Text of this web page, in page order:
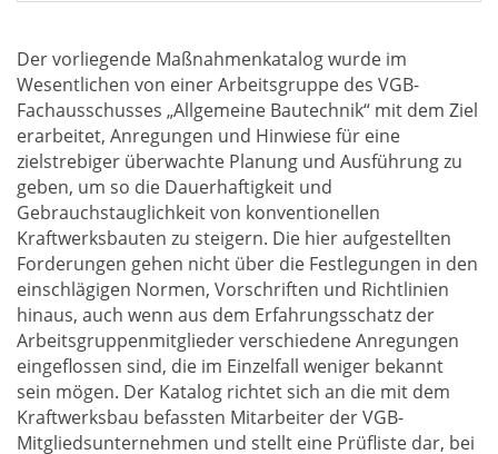
Der vorliegende Maßnahmenkatalog wurde im
Wesentlichen von einer Arbeitsgruppe des VGB-
Fachausschusses „Allgemeine Bautechnik“ mit dem Ziel
erarbeitet, Anregungen und Hinwiese für eine
zielstrebiger überwachte Planung und Ausführung zu
geben, um so die Dauerhaftigkeit und
Gebrauchstauglichkeit von konventionellen
Kraftwerksbauten zu steigern. Die hier aufgestellten
Forderungen gehen nicht über die Festlegungen in den
einschlägigen Normen, Vorschriften und Richtlinien
hinaus, auch wenn aus dem Erfahrungsschatz der
Arbeitsgruppenmitglieder verschiedene Anregungen
eingeflossen sind, die im Einzelfall weniger bekannt
sein mögen. Der Katalog richtet sich an die mit dem
Kraftwerksbau befassten Mitarbeiter der VGB-
Mitgliedsunternehmen und stellt eine Prüfliste dar, bei